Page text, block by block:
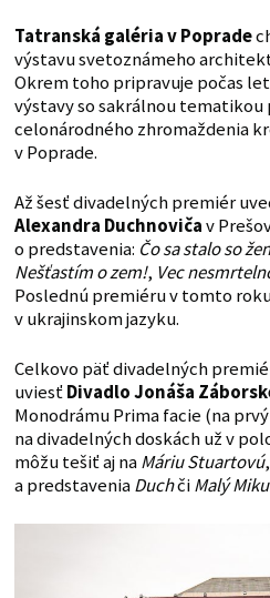
Tatranská galéria v Poprade
výstavu svetoznámeho
Okrem toho pripravuje počas
výstavy so sakrálnou
celonárodného zhromaždenia
v Poprade.
Až šesť divadelných premiér
Alexandra Duchnovičav
o predstavenia: Čo sa stalo so
Nešťastím o zem!, Vec
Poslednú premiéru v tomto
v ukrajinskom jazyku.
Celkovo päť divadelných
uviesťDivadlo Jonáša
Monodrámu Prima facie (na
na divadelných doskách už v
môžu tešiť aj naMáriu Stuartovú,
a predstaveniaDuchčiMalý